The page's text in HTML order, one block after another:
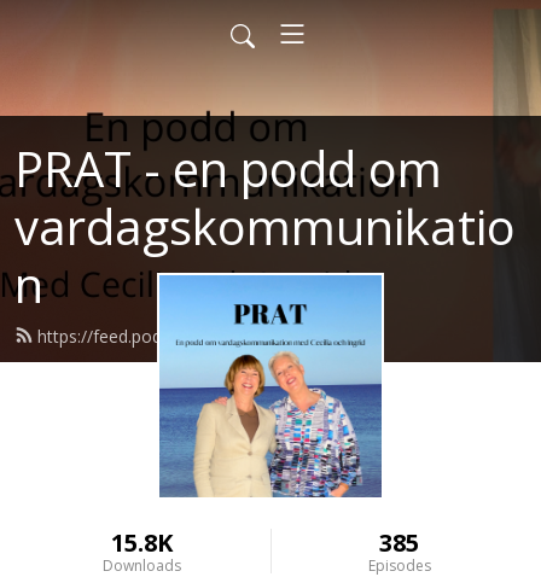
PRAT - en podd om
vardagskommunikatio
n
https://feed.podbean.com/prat/feed.xml
15.8K
Downloads
385
Episodes